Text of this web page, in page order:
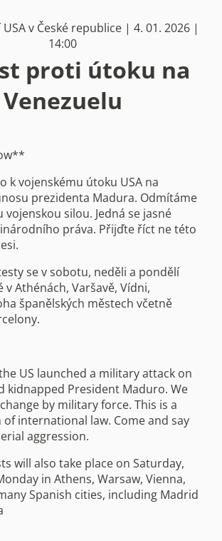
v České republice | 4. 01. 2026 |
14:00
proti útoku na
Venezuelu
k vojenskému útoku USA na
prezidenta Madura. Odmítáme
silou. Jedná se jasné
práva. Přijďte říct ne této
se v sobotu, neděli a pondělí
v Athénách, Varšavě, Vídni,
španělských městech včetně
US launched a military attack on
kidnapped President Maduro. We
by military force. This is a
international law. Come and say
aggression.
will also take place on Saturday,
in Athens, Warsaw, Vienna,
Spanish cities, including Madrid